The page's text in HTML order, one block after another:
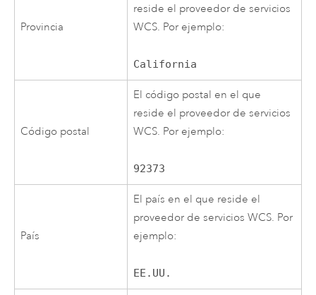
Provincia
reside el proveedor de servicios
WCS. Por ejemplo:
California
Código postal
El código postal en el que
reside el proveedor de servicios
WCS. Por ejemplo:
92373
País
El país en el que reside el
proveedor de servicios WCS. Por
ejemplo:
EE.UU.